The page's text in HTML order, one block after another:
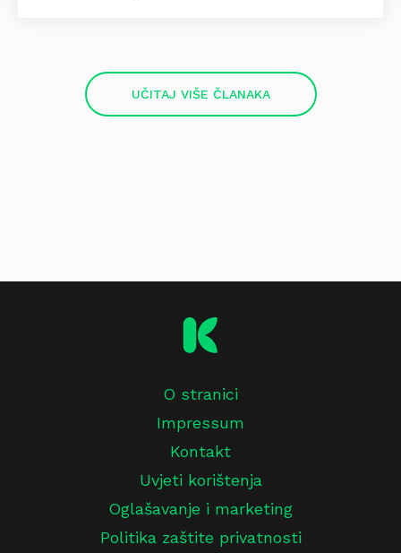
UČITAJ VIŠE ČLANAKA
O stranici
Impressum
Kontakt
Uvjeti korištenja
Oglašavanje i marketing
Politika zaštite privatnosti